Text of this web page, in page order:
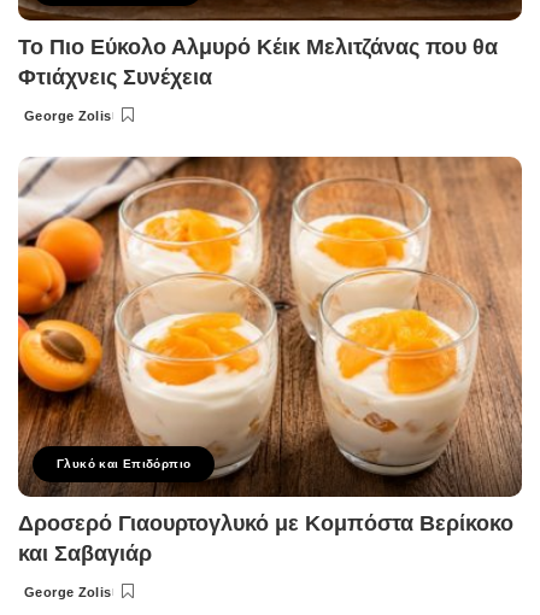
Το Πιο Εύκολο Αλμυρό Κέικ Μελιτζάνας που θα
Φτιάχνεις Συνέχεια
Posted
George Zolis
Γλυκό και Επιδόρπιο
Δροσερό Γιαουρτογλυκό με Κομπόστα Βερίκοκο
και Σαβαγιάρ
Posted
George Zolis